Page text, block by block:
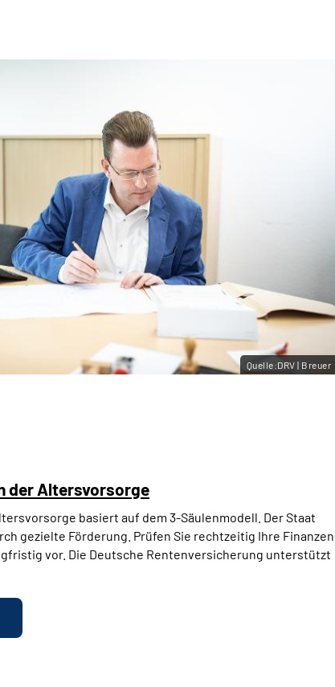
Quelle:DRV | Breuer
der Altersvorsorge
basiert auf dem 3-Säulenmodell. Der Staat
gezielte Förderung. Prüfen Sie rechtzeitig Ihre Finanzen
vor. Die Deutsche Rentenversicherung unterstützt